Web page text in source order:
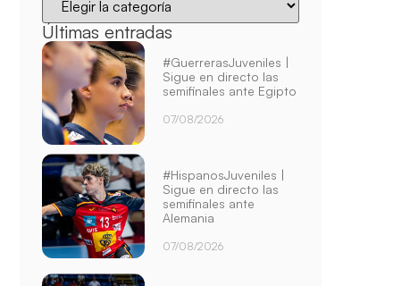
Últimas entradas
#GuerrerasJuveniles |
Sigue en directo las
semifinales ante Egipto
07/08/2026
#HispanosJuveniles |
Sigue en directo las
semifinales ante
Alemania
07/08/2026